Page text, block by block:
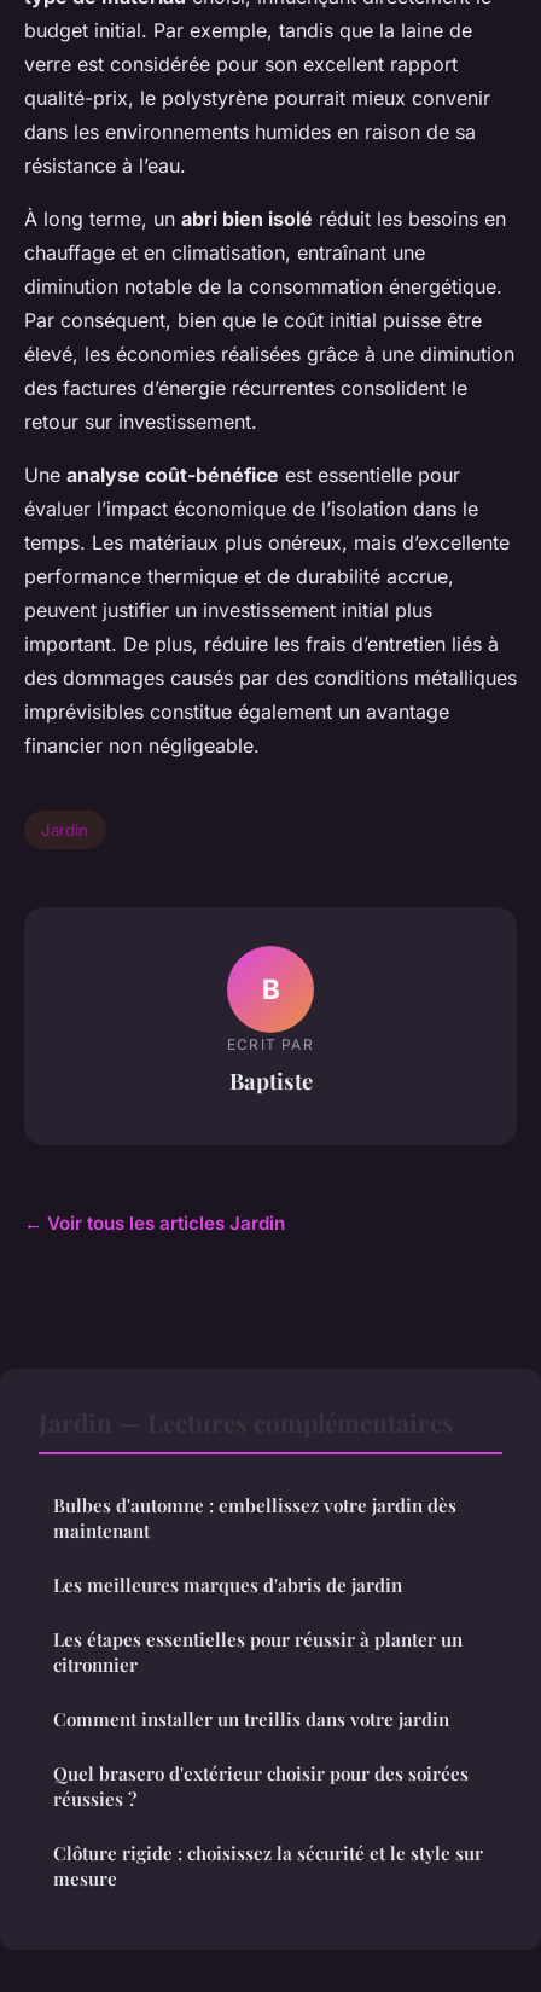
budget initial. Par exemple, tandis que la laine de
verre est considérée pour son excellent rapport
qualité-prix, le polystyrène pourrait mieux convenir
dans les environnements humides en raison de sa
résistance à l’eau.
À long terme, un abri bien isolé réduit les besoins en
chauffage et en climatisation, entraînant une
diminution notable de la consommation énergétique.
Par conséquent, bien que le coût initial puisse être
élevé, les économies réalisées grâce à une diminution
des factures d’énergie récurrentes consolident le
retour sur investissement.
Une analyse coût-bénéfice est essentielle pour
évaluer l’impact économique de l’isolation dans le
temps. Les matériaux plus onéreux, mais d’excellente
performance thermique et de durabilité accrue,
peuvent justifier un investissement initial plus
important. De plus, réduire les frais d’entretien liés à
des dommages causés par des conditions métalliques
imprévisibles constitue également un avantage
financier non négligeable.
Jardin
B
ECRIT PAR
Baptiste
← Voir tous les articles Jardin
Bulbes d'automne : embellissez votre jardin dès
maintenant
Les meilleures marques d'abris de jardin
Les étapes essentielles pour réussir à planter un
citronnier
Comment installer un treillis dans votre jardin
Quel brasero d'extérieur choisir pour des soirées
réussies ?
Clôture rigide : choisissez la sécurité et le style sur
mesure